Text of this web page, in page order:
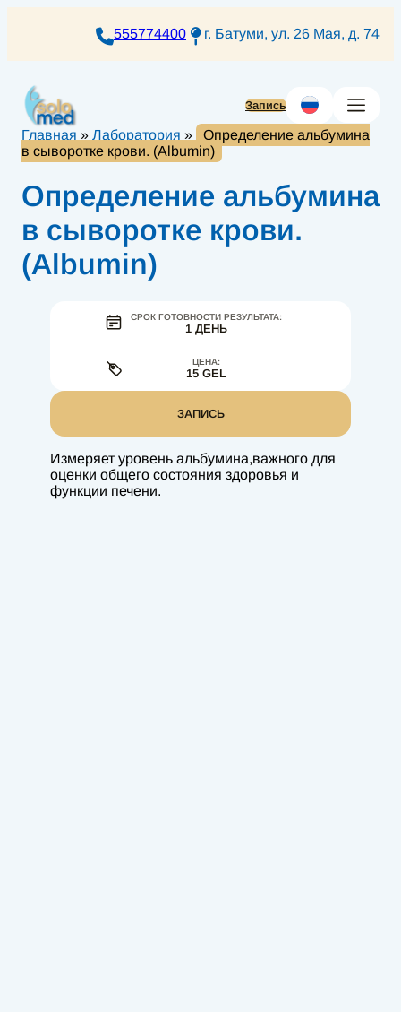
555774400 г. Батуми, ул. 26 Мая, д. 74
Запись
Главная » Лаборатория »
Определение альбумина
в сыворотке крови. (Albumin)
Определение альбумина
в сыворотке крови.
(Albumin)
Измеряет уровень альбумина,важного для
оценки общего состояния здоровья и
функции печени.
СРОК ГОТОВНОСТИ РЕЗУЛЬТАТА:
1 ДЕНЬ
ЦЕНА:
15 GEL
ЗАПИСЬ